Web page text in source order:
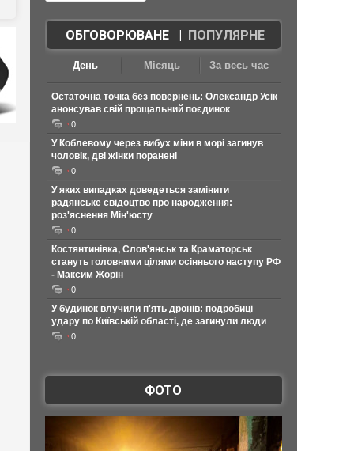
ОБГОВОРЮВАНЕ| ПОПУЛЯРНЕ
День Місяць За весь час
Остаточна точка без повернень: Олександр Усік
анонсував свій прощальний поєдинок
0
У Коблевому через вибух міни в морі загинув
чоловік, дві жінки поранені
0
У яких випадках доведеться замінити
радянське свідоцтво про народження:
роз'яснення Мін'юсту
0
Костянтинівка, Слов'янськ та Краматорськ
стануть головними цілями осіннього наступу РФ
- Максим Жорін
0
У будинок влучили п'ять дронів: подробиці
удару по Київській області, де загинули люди
0
ФОТО